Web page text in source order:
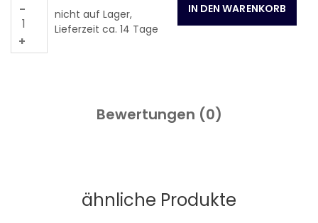
-
+
nicht auf Lager,
Lieferzeit ca. 14 Tage
Bewertungen (0)
ähnliche Produkte